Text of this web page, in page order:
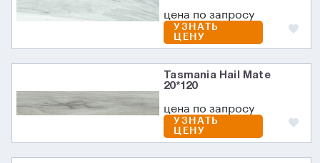
цена по запросу
УЗНАТЬ
ЦЕНУ
Tasmania Hail Mate
20*120
цена по запросу
УЗНАТЬ
ЦЕНУ